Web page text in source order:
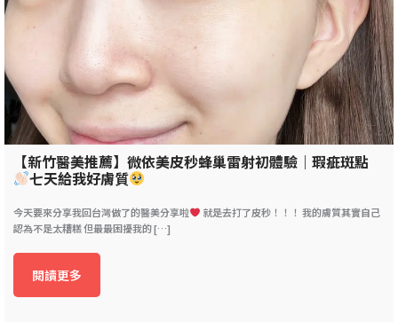
【新竹醫美推薦】微依美皮秒蜂巢雷射初體驗｜瑕疵斑點
七天給我好膚質
今天要來分享我回台灣做了的醫美分享啦
就是去打了皮秒！！！ 我的膚質其實自己
認為不是太糟糕 但最最困擾我的 […]
閱讀更多